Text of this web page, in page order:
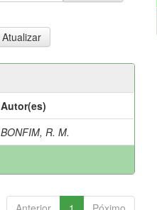
Autor(es)
BONFIM, R. M.